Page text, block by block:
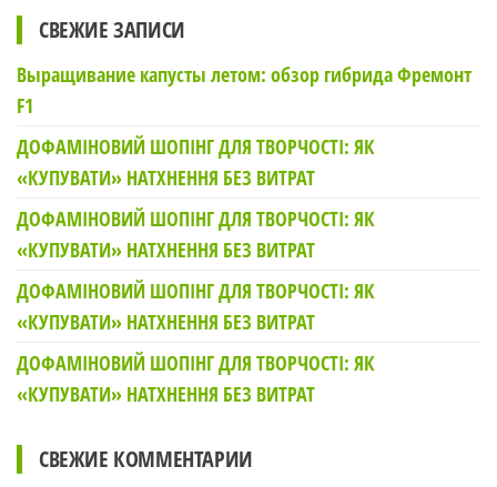
СВЕЖИЕ ЗАПИСИ
Выращивание капусты летом: обзор гибрида Фремонт
F1
ДОФАМІНОВИЙ ШОПІНГ ДЛЯ ТВОРЧОСТІ: ЯК
«КУПУВАТИ» НАТХНЕННЯ БЕЗ ВИТРАТ
ДОФАМІНОВИЙ ШОПІНГ ДЛЯ ТВОРЧОСТІ: ЯК
«КУПУВАТИ» НАТХНЕННЯ БЕЗ ВИТРАТ
ДОФАМІНОВИЙ ШОПІНГ ДЛЯ ТВОРЧОСТІ: ЯК
«КУПУВАТИ» НАТХНЕННЯ БЕЗ ВИТРАТ
ДОФАМІНОВИЙ ШОПІНГ ДЛЯ ТВОРЧОСТІ: ЯК
«КУПУВАТИ» НАТХНЕННЯ БЕЗ ВИТРАТ
СВЕЖИЕ КОММЕНТАРИИ